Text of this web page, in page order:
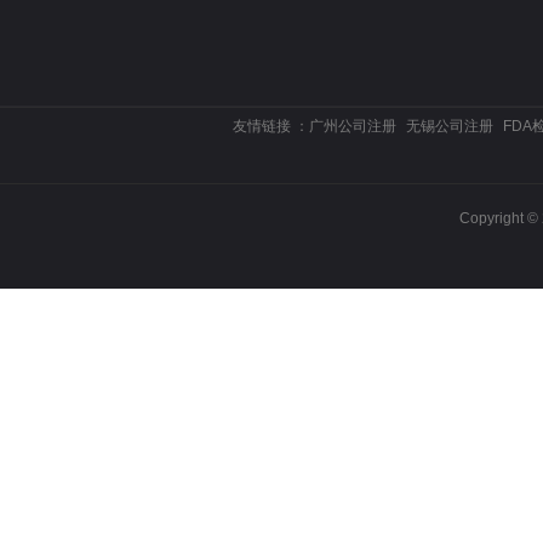
友情链接 ： 广州公司注册 无锡公司注册 FDA
Copyright ©